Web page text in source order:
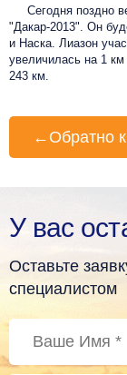
Сегодня поздно
"Дакар-2013". Он
и Наска. Лиазон
увеличилась на 1
243 км.
← Обратно
У вас
Оставьте
специалистом